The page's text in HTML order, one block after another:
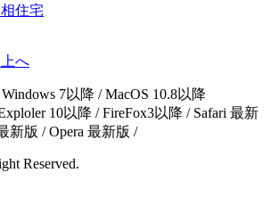
住宅
へ
7以降 / MacOS 10.8以降
10以降 / FireFox3以降 / Safari 最新
新版 / Opera 最新版 /
Reserved.